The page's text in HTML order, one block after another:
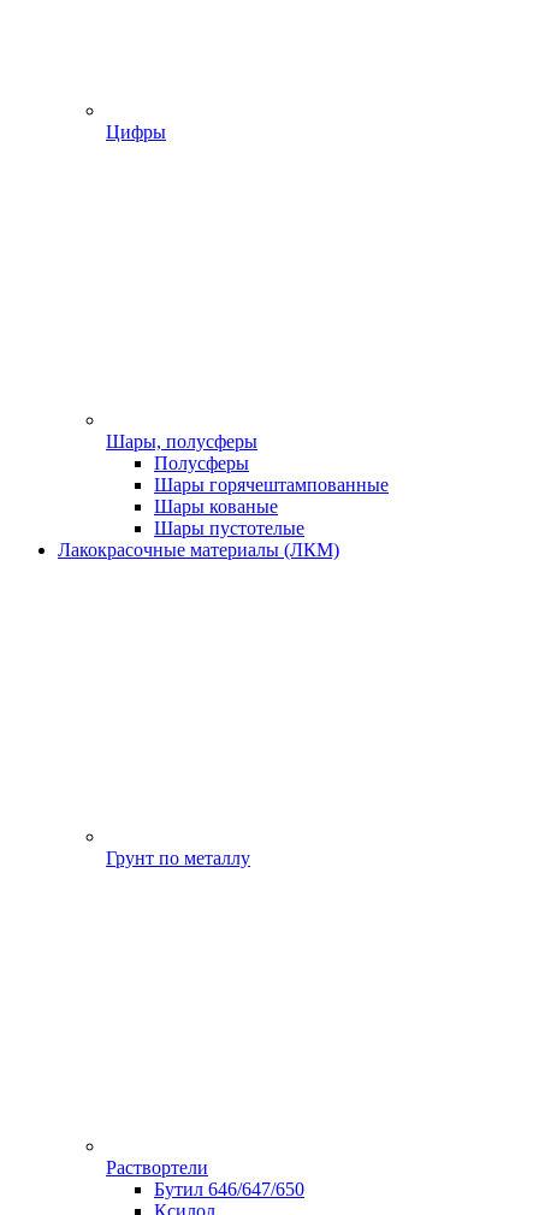
Цифры
Шары, полусферы
Полусферы
Шары горячештампованные
Шары кованые
Шары пустотелые
Лакокрасочные материалы (ЛКМ)
Грунт по металлу
Раствортели
Бутил 646/647/650
Ксилол